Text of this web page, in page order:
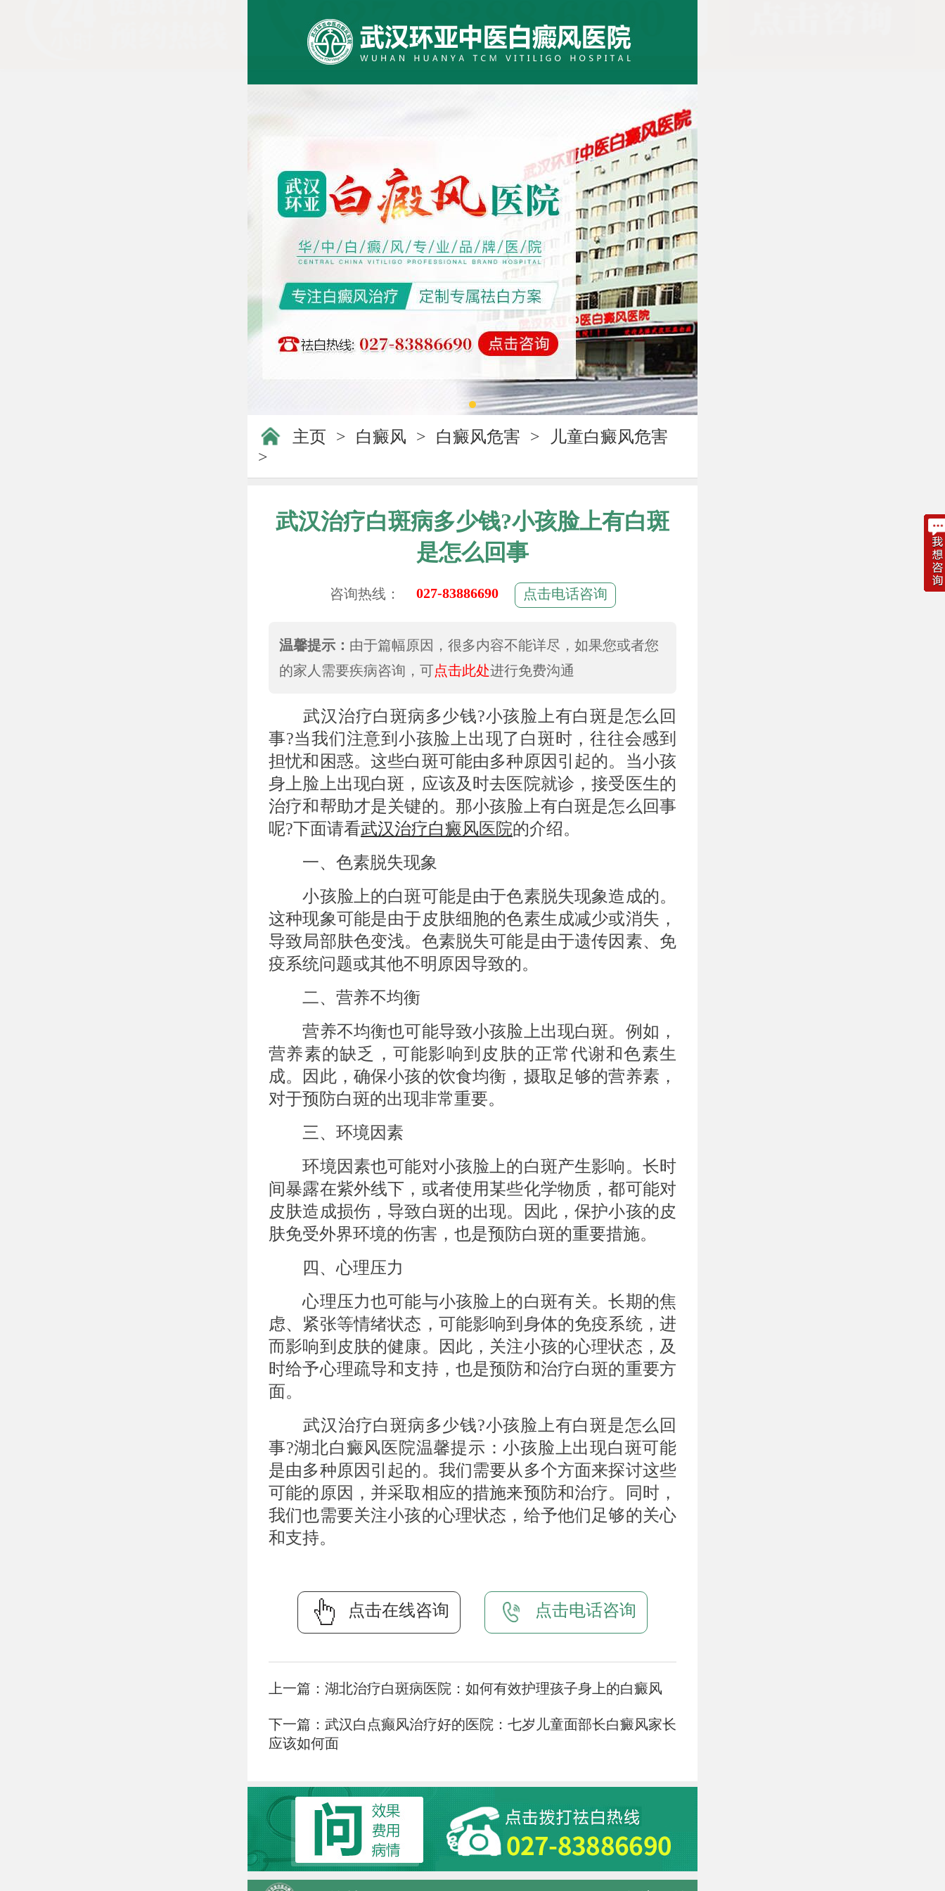
主页 > 白癜风 > 白癜风危害 >
儿童白癜风危害
>
武汉治疗白斑病多少钱?小孩脸上有白斑
是怎么回事
咨询热线： 027-83886690 点击电话咨询
温馨提示： 由于篇幅原因，很多内容不能详尽，如果您或者您
的家人需要疾病咨询，可点击此处进行免费沟通
武汉治疗白斑病多少钱?小孩脸上有白斑是怎么回
事?当我们注意到小孩脸上出现了白斑时，往往会感到
担忧和困惑。这些白斑可能由多种原因引起的。当小孩
身上脸上出现白斑，应该及时去医院就诊，接受医生的
治疗和帮助才是关键的。那小孩脸上有白斑是怎么回事
呢?下面请看武汉治疗白癜风医院的介绍。
一、色素脱失现象
小孩脸上的白斑可能是由于色素脱失现象造成的。
这种现象可能是由于皮肤细胞的色素生成减少或消失，
导致局部肤色变浅。色素脱失可能是由于遗传因素、免
疫系统问题或其他不明原因导致的。
二、营养不均衡
营养不均衡也可能导致小孩脸上出现白斑。例如，
营养素的缺乏，可能影响到皮肤的正常代谢和色素生
成。因此，确保小孩的饮食均衡，摄取足够的营养素，
对于预防白斑的出现非常重要。
三、环境因素
环境因素也可能对小孩脸上的白斑产生影响。长时
间暴露在紫外线下，或者使用某些化学物质，都可能对
皮肤造成损伤，导致白斑的出现。因此，保护小孩的皮
肤免受外界环境的伤害，也是预防白斑的重要措施。
四、心理压力
心理压力也可能与小孩脸上的白斑有关。长期的焦
虑、紧张等情绪状态，可能影响到身体的免疫系统，进
而影响到皮肤的健康。因此，关注小孩的心理状态，及
时给予心理疏导和支持，也是预防和治疗白斑的重要方
面。
武汉治疗白斑病多少钱?小孩脸上有白斑是怎么回
事?湖北白癜风医院温馨提示：小孩脸上出现白斑可能
是由多种原因引起的。我们需要从多个方面来探讨这些
可能的原因，并采取相应的措施来预防和治疗。同时，
我们也需要关注小孩的心理状态，给予他们足够的关心
和支持。
点击在线咨询 点击电话咨询
上一篇： 湖北治疗白斑病医院：如何有效护理孩子身上的白癜风
下一篇： 武汉白点癫风治疗好的医院：七岁儿童面部长白癜风家长
应该如何面